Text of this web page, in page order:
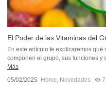
El Poder de las Vitaminas del
En este artículo te explicaremos
componen el grupo, sus funciones y
Más
05/02/2025
Home, Novedades